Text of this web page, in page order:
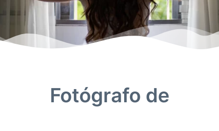
Fotógrafo de